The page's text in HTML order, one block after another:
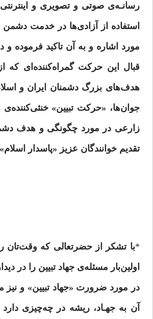
رسانـه‌ی صوتی و تصویری و
مورد اشاره و به آن تاکید فرموده و
قبال این حرکت گمراه‌کننده‌ای
هدف‌های بزرگ دشمنان ایران و
زارعی در مورد چگونگی و هدف
تقدیم خوانندگان عزیز «پاسدار
*با تشکر از حضرتعالی که وقت‌تان
اولین‌بار مسئله‌ی جهاد تبیین را
در مورد ضرورت «جهاد تبیین» و نیز
آن به جهـاد، ریشه در چه‌چیزی